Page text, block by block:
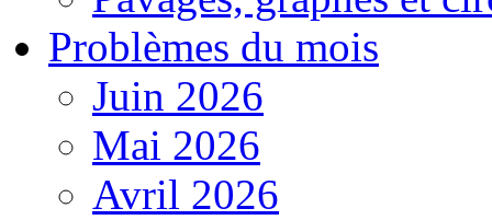
Problèmes du mois
Juin 2026
Mai 2026
Avril 2026